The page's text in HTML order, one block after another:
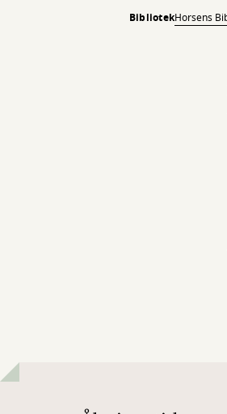
BibliotekHorsens